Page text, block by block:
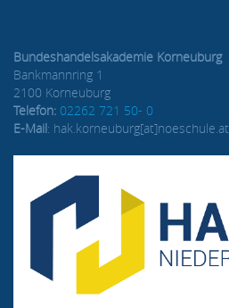
Bundeshandelsakademie Korneuburg
Bankmannring 1
2100 Korneuburg
Telefon: 02262 721 50- 0
E-Mail: hak.korneuburg[at]noeschule.at